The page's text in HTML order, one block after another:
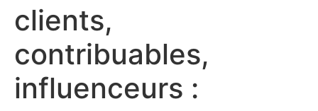
clients,
contribuables,
influenceurs :